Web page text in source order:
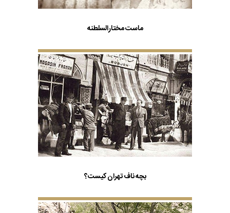
ماست مختارالسلطنه
بچه ناف تهران کیست؟